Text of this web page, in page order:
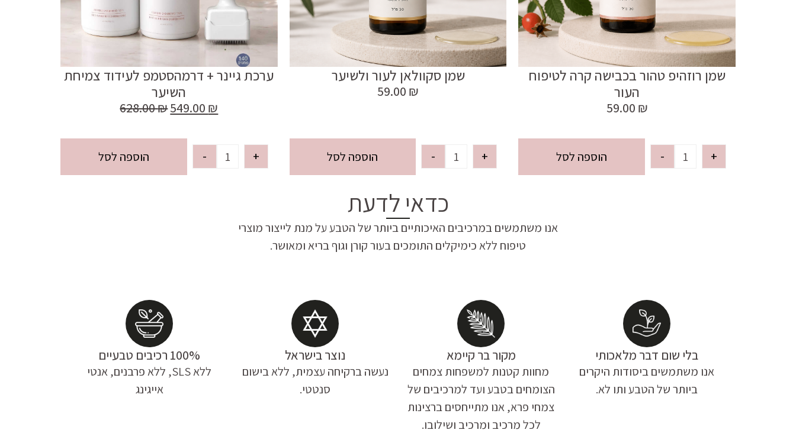
שמן רוזהיפ טהור בכבישה קרה לטיפוח
העור
59.00 ₪
- + הוספה לסל
שמן סקוולאן לעור ולשיער
59.00 ₪
- + הוספה לסל
ערכת גיינר + דרמהסטמפ לעידוד צמיחת
השיער
628.00₪549.00 ₪
- + הוספה לסל
כדאי לדעת
אנו משתמשים במרכיבים האיכותיים ביותר של הטבע על מנת לייצור מוצרי
טיפוח ללא כימיקלים התומכים בעור קורן וגוף בריא ומאושר.
100% רכיבים טבעיים
ללא SLS, ללא פרבנים, אנטי
אייגינג
נוצר בישראל
נעשה ברקיחה עצמית, ללא בישום
סנטטי.
מקור בר קיימא
מחוות קטנות למשפחות צמחים
הצומחים בטבע ועד למרכיבים של
צמחי פרא, אנו מתייחסים ברצינות
לכל מרכיב ומרכיב ושילובו.
בלי שום דבר מלאכותי
אנו משתמשים ביסודות היקרים
ביותר של הטבע ותו לא.